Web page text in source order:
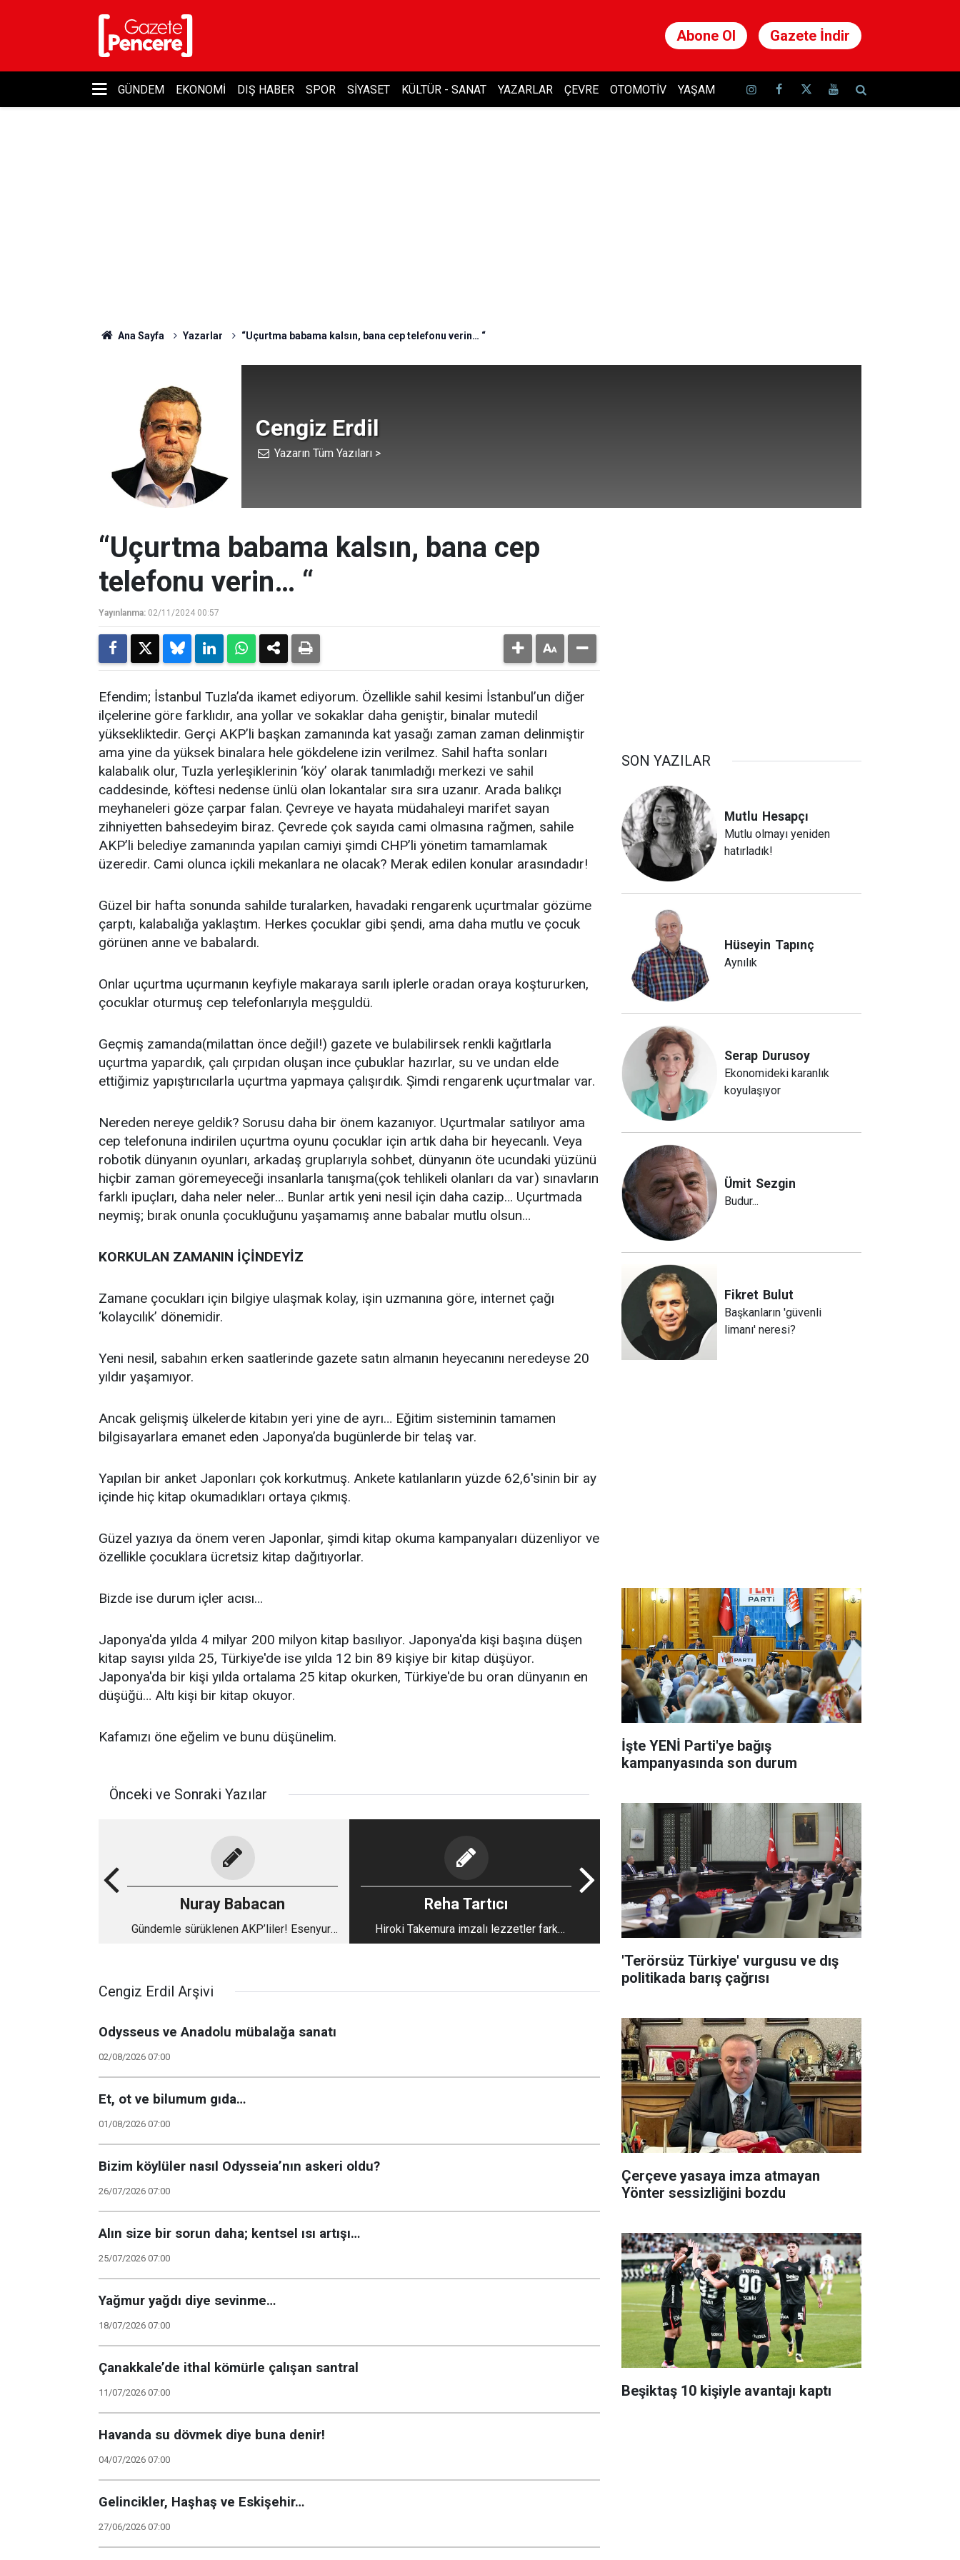
Abone Ol Gazete İndir
GÜNDEM EKONOMI DIŞ HABER SPOR SIYASET KÜLTÜR - SANAT YAZARLAR ÇEVRE OTOMOTIV YAŞAM
Ana Sayfa Yazarlar “Uçurtma babama kalsın, bana cep telefonu verin… “
Cengiz Erdil
Yazarın Tüm Yazıları >
“Uçurtma babama kalsın, bana cep
telefonu verin… “
Yayınlanma: 02/11/2024 00:57
Efendim; İstanbul Tuzla’da ikamet ediyorum. Özellikle sahil kesimi İstanbul’un diğer
ilçelerine göre farklıdır, ana yollar ve sokaklar daha geniştir, binalar mutedil
yüksekliktedir. Gerçi AKP’li başkan zamanında kat yasağı zaman zaman delinmiştir
ama yine da yüksek binalara hele gökdelene izin verilmez. Sahil hafta sonları
kalabalık olur, Tuzla yerleşiklerinin ‘köy’ olarak tanımladığı merkezi ve sahil
caddesinde, köftesi nedense ünlü olan lokantalar sıra sıra uzanır. Arada balıkçı
meyhaneleri göze çarpar falan. Çevreye ve hayata müdahaleyi marifet sayan
zihniyetten bahsedeyim biraz. Çevrede çok sayıda cami olmasına rağmen, sahile
AKP’li belediye zamanında yapılan camiyi şimdi CHP’li yönetim tamamlamak
üzeredir. Cami olunca içkili mekanlara ne olacak? Merak edilen konular arasındadır!
Güzel bir hafta sonunda sahilde turalarken, havadaki rengarenk uçurtmalar gözüme
çarptı, kalabalığa yaklaştım. Herkes çocuklar gibi şendi, ama daha mutlu ve çocuk
görünen anne ve babalardı.
Onlar uçurtma uçurmanın keyfiyle makaraya sarılı iplerle oradan oraya koştururken,
çocuklar oturmuş cep telefonlarıyla meşguldü.
Geçmiş zamanda(milattan önce değil!) gazete ve bulabilirsek renkli kağıtlarla
uçurtma yapardık, çalı çırpıdan oluşan ince çubuklar hazırlar, su ve undan elde
ettiğimiz yapıştırıcılarla uçurtma yapmaya çalışırdık. Şimdi rengarenk uçurtmalar var.
Nereden nereye geldik? Sorusu daha bir önem kazanıyor. Uçurtmalar satılıyor ama
cep telefonuna indirilen uçurtma oyunu çocuklar için artık daha bir heyecanlı. Veya
robotik dünyanın oyunları, arkadaş gruplarıyla sohbet, dünyanın öte ucundaki yüzünü
hiçbir zaman göremeyeceği insanlarla tanışma(çok tehlikeli olanları da var) sınavların
farklı ipuçları, daha neler neler… Bunlar artık yeni nesil için daha cazip… Uçurtmada
neymiş; bırak onunla çocukluğunu yaşamamış anne babalar mutlu olsun…
KORKULAN ZAMANIN İÇİNDEYİZ
Zamane çocukları için bilgiye ulaşmak kolay, işin uzmanına göre, internet çağı
‘kolaycılık’ dönemidir.
Yeni nesil, sabahın erken saatlerinde gazete satın almanın heyecanını neredeyse 20
yıldır yaşamıyor.
Ancak gelişmiş ülkelerde kitabın yeri yine de ayrı… Eğitim sisteminin tamamen
bilgisayarlara emanet eden Japonya’da bugünlerde bir telaş var.
Yapılan bir anket Japonları çok korkutmuş. Ankete katılanların yüzde 62,6'sinin bir ay
içinde hiç kitap okumadıkları ortaya çıkmış.
Güzel yazıya da önem veren Japonlar, şimdi kitap okuma kampanyaları düzenliyor ve
özellikle çocuklara ücretsiz kitap dağıtıyorlar.
Bizde ise durum içler acısı…
Japonya'da yılda 4 milyar 200 milyon kitap basılıyor. Japonya'da kişi başına düşen
kitap sayısı yılda 25, Türkiye'de ise yılda 12 bin 89 kişiye bir kitap düşüyor.
Japonya'da bir kişi yılda ortalama 25 kitap okurken, Türkiye'de bu oran dünyanın en
düşüğü… Altı kişi bir kitap okuyor.
Kafamızı öne eğelim ve bunu düşünelim.
Önceki ve Sonraki Yazılar
Nuray Babacan
Gündemle sürüklenen AKP’liler! Esenyurt
Reha Tartıcı
Hiroki Takemura imzalı lezzetler fark
yaratıyor!
Cengiz Erdil Arşivi
Odysseus ve Anadolu mübalağa sanatı
02/08/2026 07:00
Et, ot ve bilumum gıda…
01/08/2026 07:00
Bizim köylüler nasıl Odysseia’nın askeri oldu?
26/07/2026 07:00
Alın size bir sorun daha; kentsel ısı artışı…
25/07/2026 07:00
Yağmur yağdı diye sevinme…
18/07/2026 07:00
Çanakkale’de ithal kömürle çalışan santral
11/07/2026 07:00
Havanda su dövmek diye buna denir!
04/07/2026 07:00
Gelincikler, Haşhaş ve Eskişehir…
27/06/2026 07:00
SON YAZILAR
Mutlu Hesapçı
Mutlu olmayı yeniden
hatırladık!
Hüseyin Tapınç
Aynılık
Serap Durusoy
Ekonomideki karanlık
koyulaşıyor
Ümit Sezgin
Budur...
Fikret Bulut
Başkanların 'güvenli
limanı' neresi?
İşte YENİ Parti'ye bağış
kampanyasında son durum
'Terörsüz Türkiye' vurgusu ve dış
politikada barış çağrısı
Çerçeve yasaya imza atmayan
Yönter sessizliğini bozdu
Beşiktaş 10 kişiyle avantajı kaptı